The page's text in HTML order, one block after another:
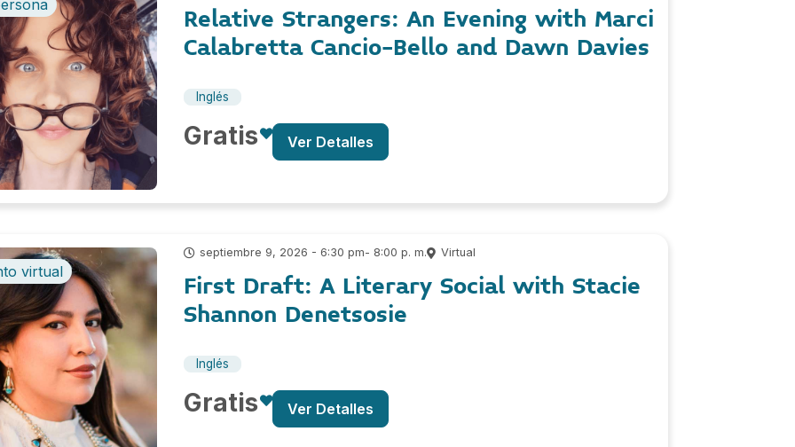
Relative Strangers: An Evening with Marci
Calabretta Cancio-Bello and Dawn Davies
Inglés
Gratis Ver Detalles
virtual
septiembre 9, 2026 - 6:30 pm- 8:00 p. m. Virtual
First Draft: A Literary Social with Stacie
Shannon Denetsosie
Inglés
Gratis Ver Detalles